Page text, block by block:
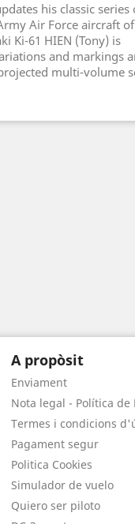
his classic series
Air Force aircraft of
Ki-61 HIEN (Tony) is
and markings
multi-volume
A propòsit
Enviament
Nota legal - Política de
Termes i condicions
Pagament segur
Politica Cookies
Simulador de vuelo
Quiero ser piloto